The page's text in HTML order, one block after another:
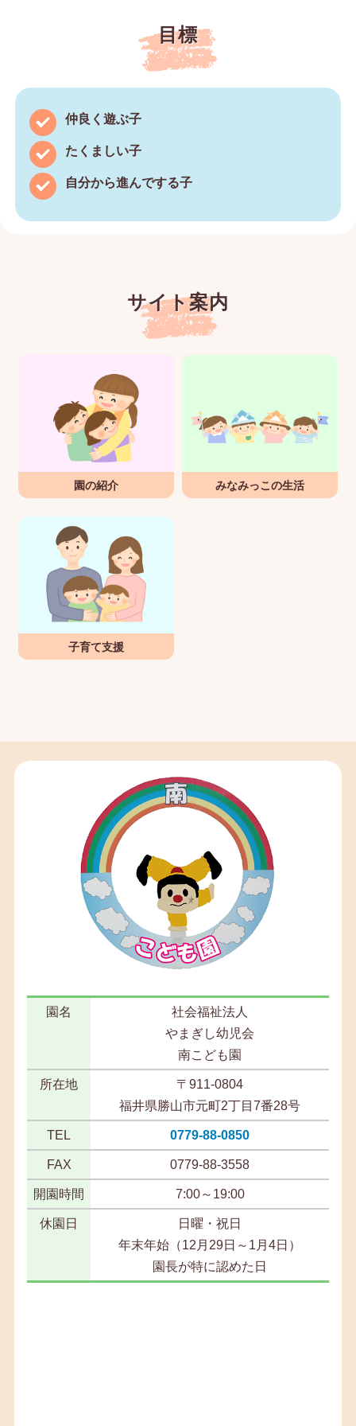
目標
仲良く遊ぶ子
たくましい子
自分から進んでする子
サイト案内
園の紹介 みなみっこの生活
子育て支援
園名
社会福祉法人
やまぎし幼児会
南こども園
所在地
〒911-0804
福井県勝山市元町2丁目7番28号
TEL 0779-88-0850
FAX 0779-88-3558
開園時間 7:00～19:00
休園日
日曜・祝日
年末年始（12月29日～1月4日）
園長が特に認めた日